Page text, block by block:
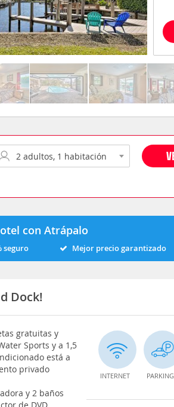
con Atrápalo
seguro Mejor precio garantizado
Dock!
gratuitas y
Sports y a 1,5
está a
privado
y 2 baños
INTERNET PARKING